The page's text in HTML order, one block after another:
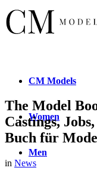
CM Models
Women
Men
The Model
Castings,
Buch für
in News